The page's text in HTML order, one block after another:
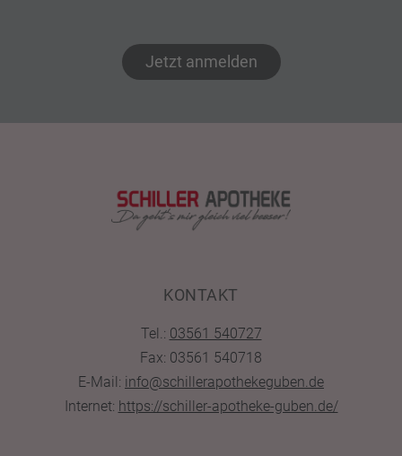
Jetzt anmelden
KONTAKT
Tel.: 03561 540727
Fax: 03561 540718
E-Mail: info@schillerapothekeguben.de
Internet: https://schiller-apotheke-guben.de/